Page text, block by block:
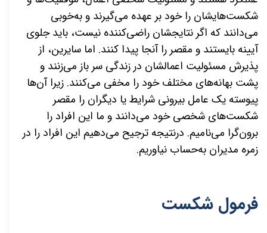
شکست‌هایشان را خود بر عهده می‌گیرند و به‌خوبی
می‌دانند که اگر نتایجشان راضی‌کننده نیست، باید جلوی
آیینه بایستند و مقصر را آنجا پیدا کنند. اما سایرین، از
پذیرش مسئولیت اعمالشان در زندگی سر باز می‌زنند و
پشت بهانه‌های مختلف خود را مخفی می‌کنند. زیرا آن‌ها
پیوسته یک عامل بیرونی شرایط یا دیگران را مقصر
شکست‌های شخصی خود می‌دانند و ما این افراد را
برون‌گرا می‌نامیم. درنتیجه ترجیح می‌دهیم این افراد را در
زمره مدیران به‌حساب نیاوریم.
فرمول شکست